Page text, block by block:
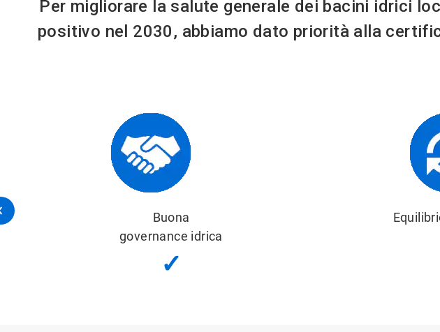
Per migliorare la salute generale dei bacini idrici
positivo nel 2030, abbiamo dato priorità alla
Equilibrio idrico sostenibile
✓
della